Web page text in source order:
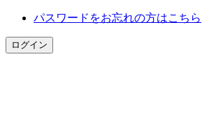
パスワードをお忘れの方はこちら
ログイン